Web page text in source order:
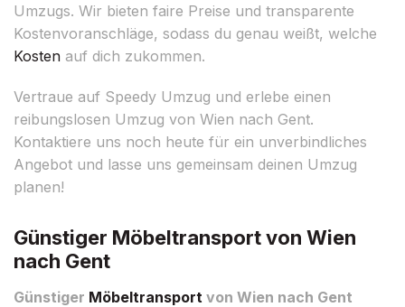
Umzugs. Wir bieten faire Preise und transparente
Kostenvoranschläge, sodass du genau weißt, welche
Kosten auf dich zukommen.
Vertraue auf Speedy Umzug und erlebe einen
reibungslosen Umzug von Wien nach Gent.
Kontaktiere uns noch heute für ein unverbindliches
Angebot und lasse uns gemeinsam deinen Umzug
planen!
Günstiger Möbeltransport von Wien
nach Gent
Günstiger Möbeltransport von Wien nach Gent